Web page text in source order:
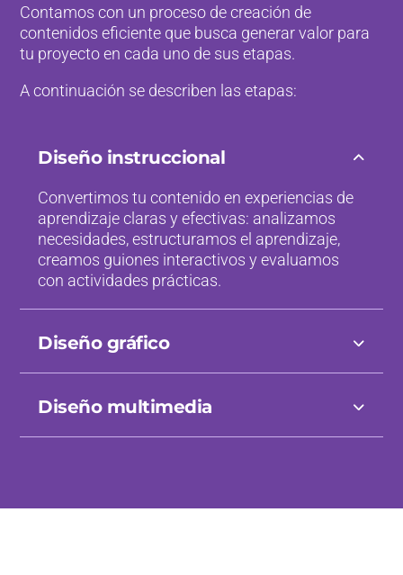
Contamos con un proceso de creación de
contenidos eficiente que busca generar valor para
tu proyecto en cada uno de sus etapas.
A continuación se describen las etapas:
Diseño instruccional
Convertimos tu contenido en experiencias de
aprendizaje claras y efectivas: analizamos
necesidades, estructuramos el aprendizaje,
creamos guiones interactivos y evaluamos
con actividades prácticas.
Diseño gráfico
Diseño multimedia